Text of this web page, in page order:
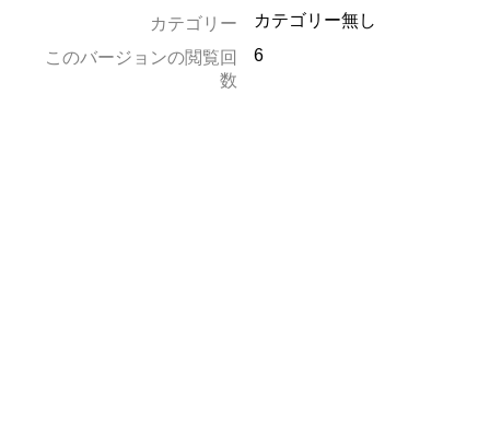
カテゴリー
カテゴリー無し
このバージョンの閲覧回
数
6